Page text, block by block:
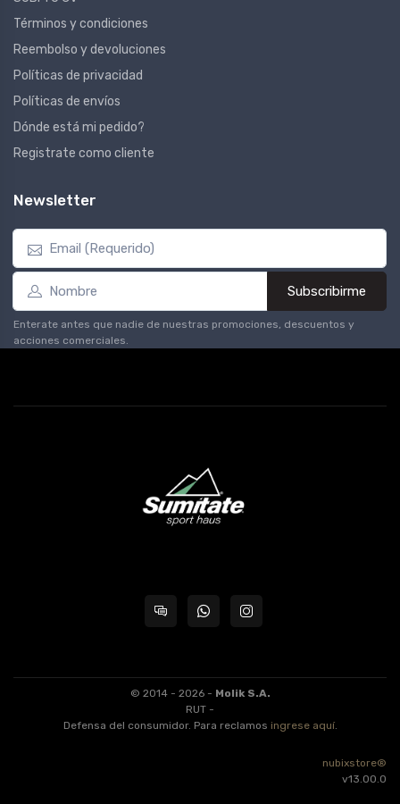
Términos y condiciones
Reembolso y devoluciones
Políticas de privacidad
Políticas de envíos
Dónde está mi pedido?
Registrate como cliente
Newsletter
Subscribirme
Enterate antes que nadie de nuestras promociones, descuentos y
acciones comerciales.
© 2014 - 2026 - Molik S.A.
RUT -
Defensa del consumidor. Para reclamos ingrese aquí.
nubixstore®
v13.00.0